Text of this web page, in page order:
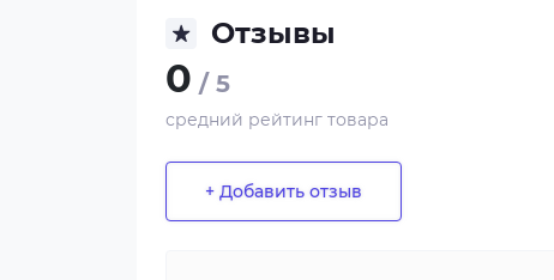
Отзывы
0 / 5
средний рейтинг товара
+ Добавить отзыв